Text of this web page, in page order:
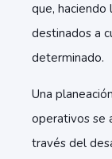
que, haciendo
destinados a
determinado.
Una
operativos se
través del